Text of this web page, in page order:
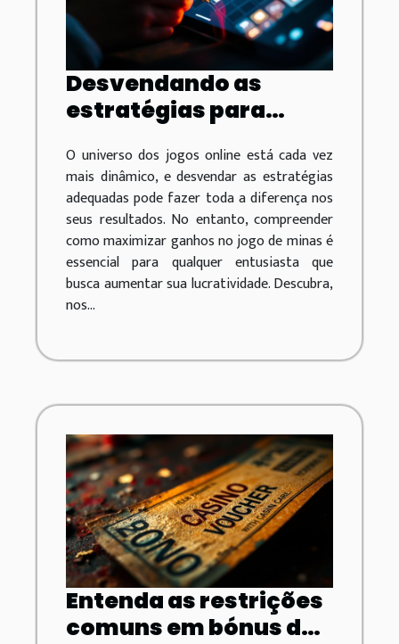
Desvendando as
estratégias para
jogo de minas
O universo dos jogos online está cada vez
mais dinâmico, e desvendar as estratégias
adequadas pode fazer toda a diferença nos
seus resultados. No entanto, compreender
como maximizar ganhos no jogo de minas é
essencial para qualquer entusiasta que
busca aumentar sua lucratividade. Descubra,
nos...
Entenda as restrições
comuns em bónus de